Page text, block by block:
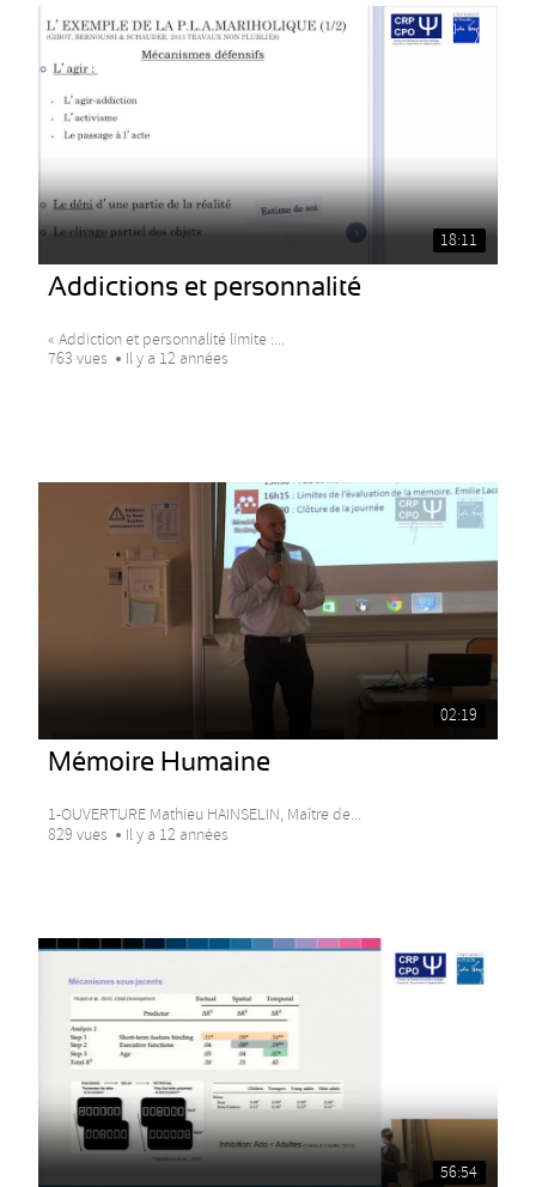
18:11
Addictions et personnalité
« Addiction et personnalité limite :...
763 vues
Il y a 12 années
02:19
Mémoire Humaine
1-OUVERTURE Mathieu HAINSELIN, Maître de...
829 vues
Il y a 12 années
56:54